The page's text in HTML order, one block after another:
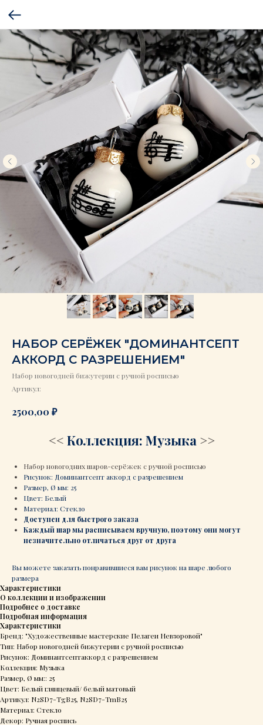
НАБОР СЕРЁЖЕК "ДОМИНАНТСЕПТ
АККОРД С РАЗРЕШЕНИЕМ"
Набор новогодней бижутерии с ручной росписью
Артикул:
2500,00 ₽
<< Коллекция: Музыка >>
Набор новогодних шаров-серёжек с ручной росписью
Рисунок: Доминантсепт аккорд с разрешением
Размер, Ø мм: 25
Цвет: Белый
Материал: Стекло
Доступен для быстрого заказа
Каждый шар мы расписываем вручную, поэтому они могут
незначительно отличаться друг от друга
Вы можете заказать понравившиеся вам рисунок на шаре любого
размера
Характеристики
О коллекции и изображении
Подробнее о доставке
Подробная информация
Характеристики
Бренд: "Художественные мастерские Пелагеи Невзоровой"
Тип: Набор новогодней бижутерии с ручной росписью
Рисунок: Доминантсептаккорд с разрешением
Коллекция: Музыка
Размер, Ø мм:: 25
Цвет: Белый глянцевый/ белый матовый
Артикул: N2SD7-TgB25, N2SD7-TmB25
Материал: Стекло
Декор: Ручная роспись